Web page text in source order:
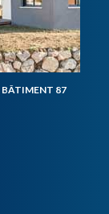
BÂTIMENT 87